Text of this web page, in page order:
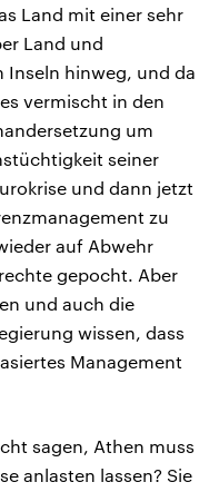
Land mit einer sehr
Land und
Inseln hinweg, und da
vermischt in den
um
seiner
und dann jetzt
zu
auf Abwehr
gepocht. Aber
und auch die
wissen, dass
Management
sagen, Athen muss
anlasten lassen? Sie